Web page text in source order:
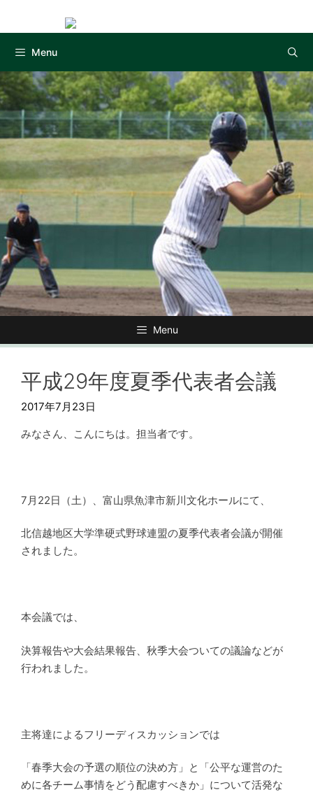
へ
ス
キ
ッ
プ
Menu
Menu
平成29年度夏季代表者会議
2017年7月23日
みなさん、こんにちは。担当者です。
7月22日（土）、富山県魚津市新川文化ホールにて、
北信越地区大学準硬式野球連盟の夏季代表者会議が開催
されました。
本会議では、
決算報告や大会結果報告、秋季大会ついての議論などが
行われました。
主将達によるフリーディスカッションでは
「春季大会の予選の順位の決め方」と「公平な運営のた
めに各チーム事情をどう配慮すべきか」について活発な